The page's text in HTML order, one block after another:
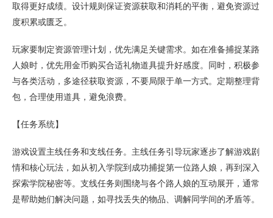
取得更好成绩。设计规则保证资源获取和消耗的平衡，避免资源过
度积累或匮乏。
玩家要制定资源管理计划，优先满足关键需求。如在准备捕捉某路
人娘时，优先用金币购买合适礼物道具提升好感度。同时，积极参
与各类活动，多途径获取资源，不要局限于单一方式。定期整理背
包，合理使用道具，避免浪费。
【任务系统】
游戏设置主线任务和支线任务。主线任务引导玩家逐步了解游戏剧
情和核心玩法，如从初入学院到成功捕捉第一位路人娘，再到深入
探索学院秘密等。支线任务则围绕与各个路人娘的互动展开，通常
是帮助她们解决问题，如寻找丢失的物品、调解同学间的矛盾等。